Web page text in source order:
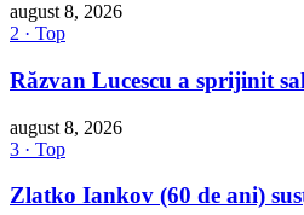
august 8, 2026
2 · Top
Răzvan Lucescu a sprijinit
august 8, 2026
3 · Top
Zlatko Iankov (60 de ani)